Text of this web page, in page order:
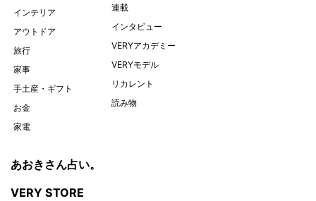
インテリア
アウトドア
旅行
家事
手土産・ギフト
お金
家電
連載
インタビュー
VERYアカデミー
VERYモデル
リカレント
読み物
あおきさん占い。
VERY STORE